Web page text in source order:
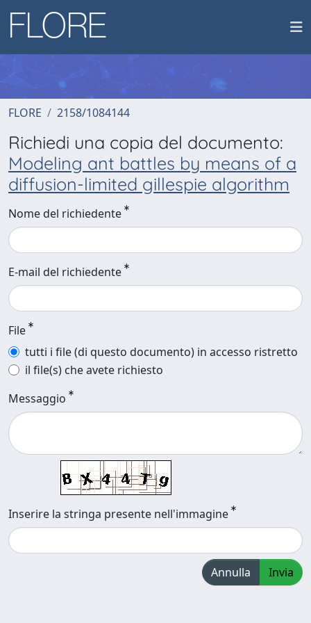
FLORE 2158/1084144
Richiedi una copia del documento:
Modeling ant battles by means of a
diffusion-limited gillespie algorithm
Nome del richiedente
E-mail del richiedente
File
tutti i file (di questo documento) in accesso ristretto
il file(s) che avete richiesto
Messaggio
Inserire la stringa presente nell'immagine
Annulla Invia